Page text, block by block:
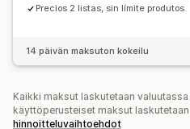
Precios 2 listas, sin límite produtos.
14 päivän maksuton kokeilu
Kaikki maksut laskutetaan
käyttöperusteiset maksut
hinnoitteluvaihtoehdot